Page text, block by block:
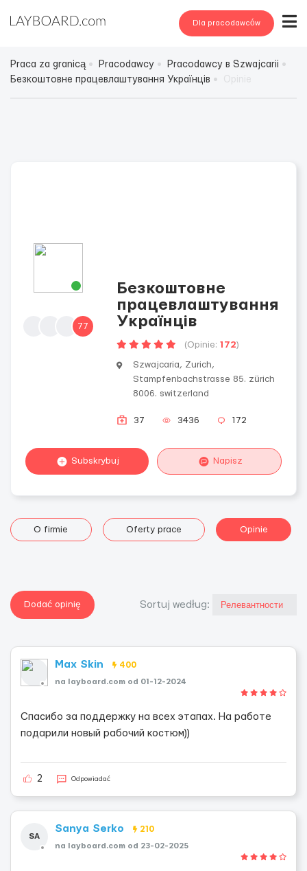
Dla pracodawców
Praca za granicą Pracodawcy
Pracodawcy в Szwajcarii
Безкоштовне працевлаштування Українців
77
Безкоштовне
працевлаштування
Українців
(Opinie: 172)
Szwajcaria, Zurich,
Stampfenbachstrasse 85. zürich
8006. switzerland
37 3436 172
Subskrybuj Napisz
O firmie Oferty prace Opinie
Dodać opinię Sortuj według:
Max Skin 400
na layboard.com od 01-12-2024
Спасибо за поддержку на всех этапах. На работе
подарили новый рабочий костюм))
2 Odpowiadać
SA
Sanya Serko 210
na layboard.com od 23-02-2025